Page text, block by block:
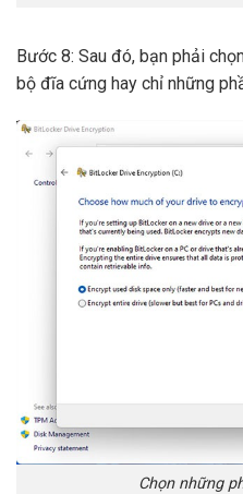
Bước 8: Sau đó, bạn phải
bộ đĩa cứng hay chỉ những
Chọn những